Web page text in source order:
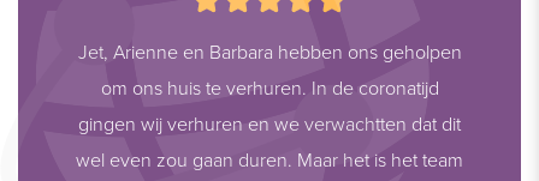
Jet, Arienne en Barbara hebben ons geholpen
om ons huis te verhuren. In de coronatijd
gingen wij verhuren en we verwachtten dat dit
wel even zou gaan duren. Maar het is het team